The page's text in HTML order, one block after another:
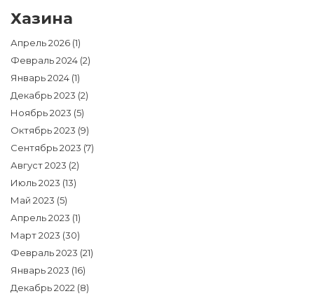
Хазина
Апрель 2026 (1)
Февраль 2024 (2)
Январь 2024 (1)
Декабрь 2023 (2)
Ноябрь 2023 (5)
Октябрь 2023 (9)
Сентябрь 2023 (7)
Август 2023 (2)
Июль 2023 (13)
Май 2023 (5)
Апрель 2023 (1)
Март 2023 (30)
Февраль 2023 (21)
Январь 2023 (16)
Декабрь 2022 (8)